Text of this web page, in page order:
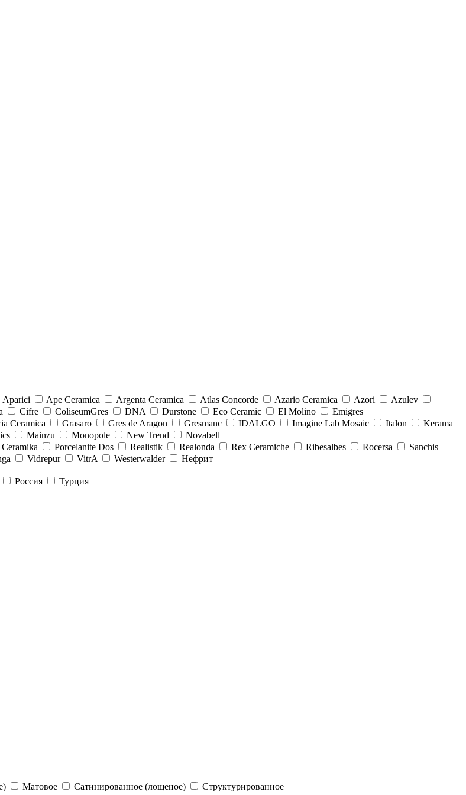
Aparici Ape Ceramica Argenta Ceramica Atlas Concorde Azario Ceramica Azori
Azulev
Cifre ColiseumGres DNA Durstone Eco Ceramic El Molino
Emigres
Ceramica Grasaro Gres de Aragon Gresmanc IDALGO Imagine Lab Mosaic Italon
Kerama
Mainzu Monopole New Trend
Novabell
Сeramika Porcelanite Dos Realistik Realonda Rex Ceramiche Ribesalbes Rocersa
Sanchis
Vidrepur VitrA Westerwalder
Нефрит
Россия
Турция
Матовое Сатинированное (лощеное)
Структурированное